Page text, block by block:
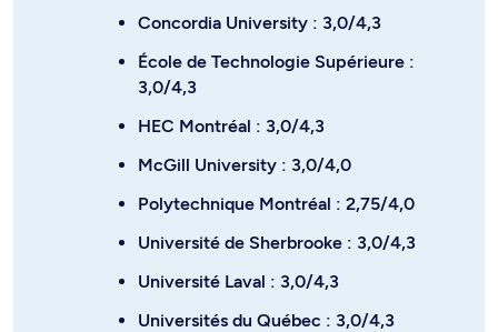
Concordia University : 3,0/4,3
École de Technologie Supérieure :
3,0/4,3
HEC Montréal : 3,0/4,3
McGill University : 3,0/4,0
Polytechnique Montréal : 2,75/4,0
Université de Sherbrooke : 3,0/4,3
Université Laval : 3,0/4,3
Universités du Québec : 3,0/4,3